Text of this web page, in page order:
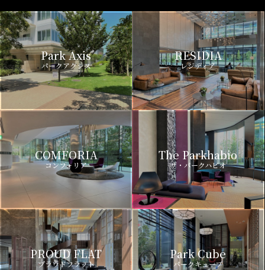
Park Axis
パークアクシス
RESIDIA
レジディア
COMFORIA
コンフォリア
The Parkhabio
ザ・パークハビオ
PROUD FLAT
プラウドフラット
Park Cube
パークキューブ